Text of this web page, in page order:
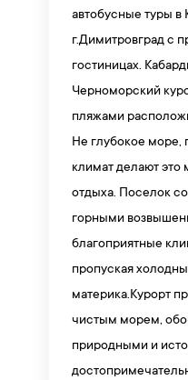
автобусные туры в
г.Димитровград с
гостиницах.
Черноморский
пляжами
Не глубокое море,
климат делают
отдыха. Поселок
горными
благоприятные
пропуская
материка.Курорт
чистым морем,
природными и